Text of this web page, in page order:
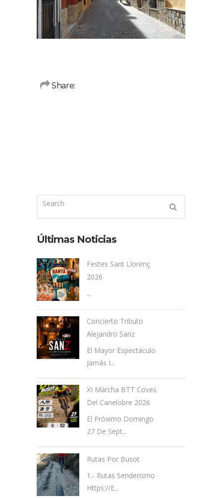
Share:
Últimas Noticias
Festes Sant Llorenç
2026
...
Concierto Tributo
Alejandro Sanz
El Mayor Espectáculo
Jamás I...
XI Marcha BTT Coves
Del Canelobre 2026
El Próximo Domingo
27 De Sept...
Rutas Por Busot
1.- Rutas Senderismo
Https://e...